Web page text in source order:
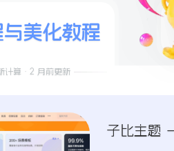
美化教程
计算 · 2 月前更新
子比主题